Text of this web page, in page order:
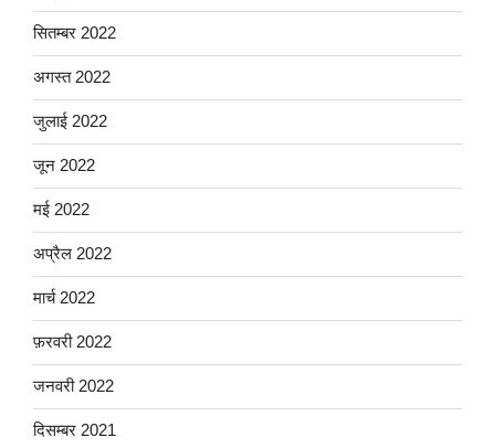
सितम्बर 2022
अगस्त 2022
जुलाई 2022
जून 2022
मई 2022
अप्रैल 2022
मार्च 2022
फ़रवरी 2022
जनवरी 2022
दिसम्बर 2021